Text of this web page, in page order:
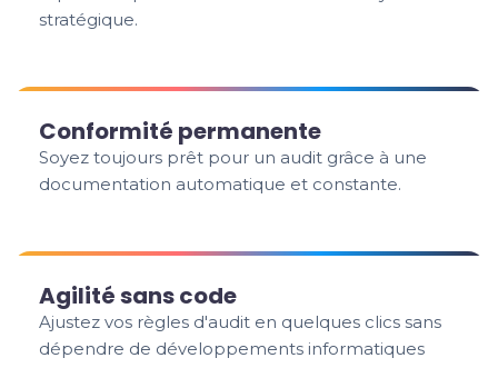
stratégique.
Conformité permanente
Soyez toujours prêt pour un audit grâce à une
documentation automatique et constante.
Agilité sans code
Ajustez vos règles d'audit en quelques clics sans
dépendre de développements informatiques